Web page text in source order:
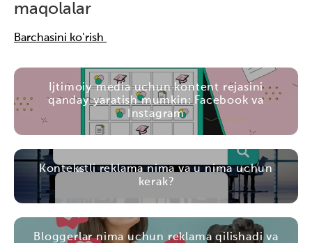
maqolalar
Barchasini ko'rish
Ijtimoiy media uchun kontent rejasini
qanday yaratish mumkin: Facebook va
Instagram
Kontekstli reklama nima va u nima uchun
kerak?
Bloggerlar nima uchun reklama qilishadi va